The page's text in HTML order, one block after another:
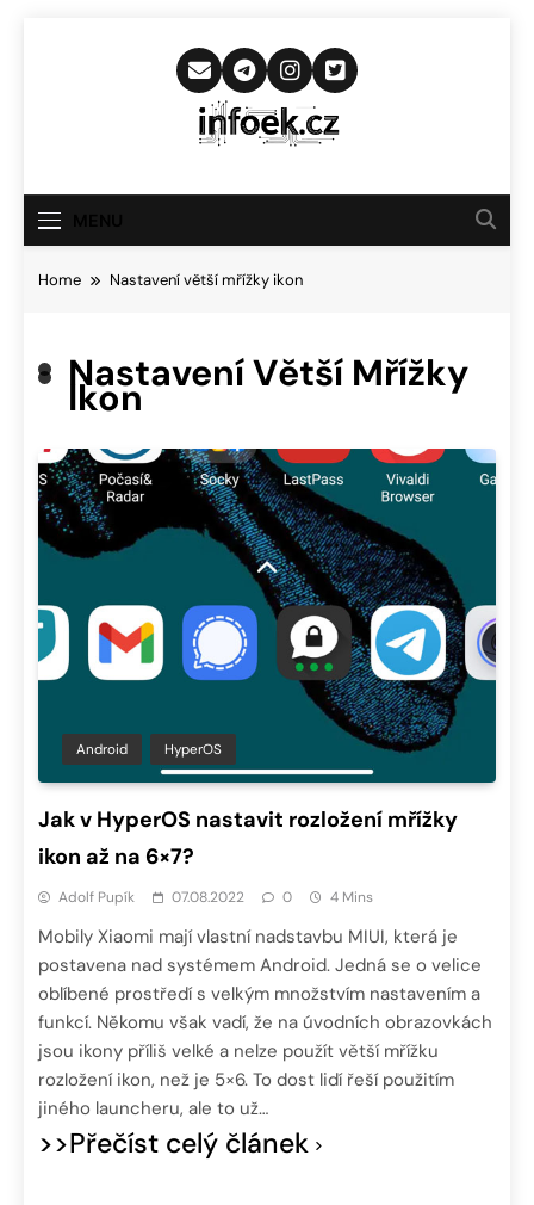
Infoek.cz
Novinkám
Home Nastavení větší mřížky ikon
Nastavení Větší Mřížky
Ikon
Android HyperOS
Jak v HyperOS nastavit rozložení mřížky
ikon až na 6×7?
Adolf Pupík 07.08.2022 0 4 Mins
Mobily Xiaomi mají vlastní nadstavbu MIUI, která je
postavena nad systémem Android. Jedná se o velice
oblíbené prostředí s velkým množstvím nastavením a
funkcí. Někomu však vadí, že na úvodních obrazovkách
jsou ikony příliš velké a nelze použít větší mřížku
rozložení ikon, než je 5×6. To dost lidí řeší použitím
jiného launcheru, ale to už…
>>Přečíst celý článek